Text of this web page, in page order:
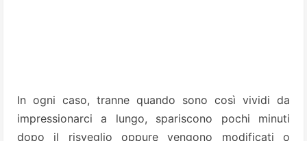
In ogni caso, tranne quando sono così vividi da
impressionarci a lungo, spariscono pochi minuti
dopo il risveglio oppure vengono modificati o